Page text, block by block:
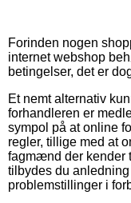
Forinden nogen
internet webshop
betingelser, det er
Et nemt alternativ
forhandleren er
sympol på at online
regler, tillige med at
fagmænd der kender
tilbydes du
problemstillinger i